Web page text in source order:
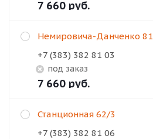
7 660 руб.
Немировича-Данченко 81
+7 (383) 382 81 03
Под заказ
7 660 руб.
Станционная 62/3
+7 (383) 382 81 06